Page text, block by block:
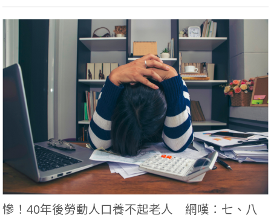
慘！40年後勞動人口養不起老人 網嘆：七、八